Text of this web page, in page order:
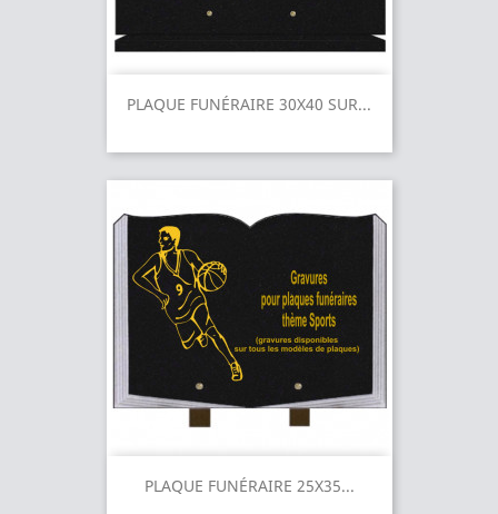
PLAQUE FUNÉRAIRE 30X40 SUR...
PLAQUE FUNÉRAIRE 25X35...